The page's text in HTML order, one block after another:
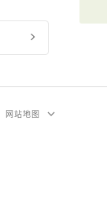
网站地图